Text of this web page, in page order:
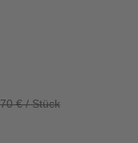
€ / Stück